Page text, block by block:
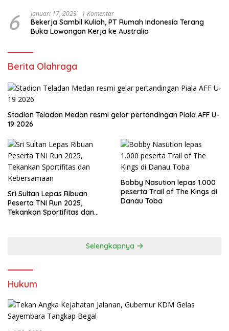
6 Januari 17, 2023 1 Komentar
Bekerja Sambil Kuliah, PT Rumah Indonesia Terang
Buka Lowongan Kerja ke Australia
Berita Olahraga
Stadion Teladan Medan resmi gelar pertandingan Piala AFF U-
19 2026
Sri Sultan Lepas Ribuan
Peserta TNI Run 2025,
Tekankan Sportifitas dan
Bobby Nasution lepas 1.000
peserta Trail of The Kings di
Danau Toba
Selengkapnya
Hukum